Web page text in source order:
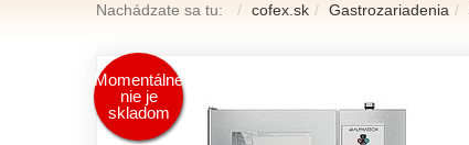
Nachádzate sa tu: cofex.sk Gastrozariadenia
Momentálne
nie je
skladom